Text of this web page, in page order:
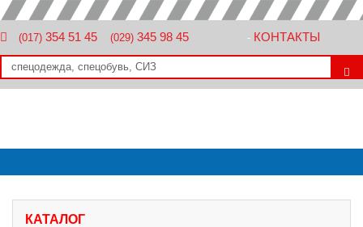
(017) 354 51 45 (029) 345 98 45 - КОНТАКТЫ
КАТАЛОГ